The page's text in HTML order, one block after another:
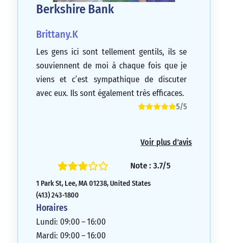
Berkshire Bank
Brittany.K
Les gens ici sont tellement gentils, ils se
souviennent de moi à chaque fois que je
viens et c’est sympathique de discuter
avec eux. Ils sont également très efficaces.
5/5
Voir plus d'avis
Note : 3.7/5
1 Park St, Lee, MA 01238, United States
(413) 243-1800
Horaires
Lundi: 09:00 – 16:00
Mardi: 09:00 – 16:00